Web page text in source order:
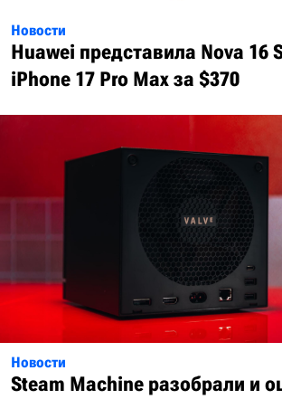
Новости
Huawei представила Nova 16
iPhone 17 Pro Max за $370
Новости
Steam Machine разобрали и